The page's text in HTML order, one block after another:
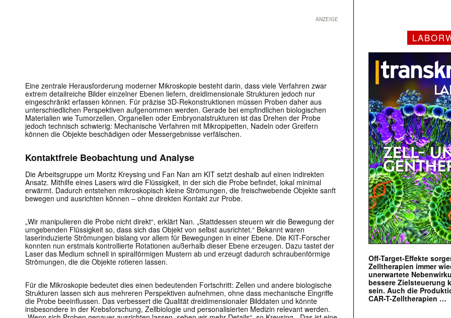
ANZEIGE
Eine zentrale Herausforderung moderner Mikroskopie besteht darin, dass viele Verfahren zwar
extrem detailreiche Bilder einzelner Ebenen liefern, dreidimensionale Strukturen jedoch nur
eingeschränkt erfassen können. Für präzise 3D-Rekonstruktionen müssen Proben daher aus
unterschiedlichen Perspektiven aufgenommen werden. Gerade bei empfindlichen biologischen
Materialien wie Tumorzellen, Organellen oder Embryonalstrukturen ist das Drehen der Probe
jedoch technisch schwierig: Mechanische Verfahren mit Mikropipetten, Nadeln oder Greifern
können die Objekte beschädigen oder Messergebnisse verfälschen.
Kontaktfreie Beobachtung und Analyse
Die Arbeitsgruppe um Moritz Kreysing und Fan Nan am KIT setzt deshalb auf einen indirekten
Ansatz. Mithilfe eines Lasers wird die Flüssigkeit, in der sich die Probe befindet, lokal minimal
erwärmt. Dadurch entstehen mikroskopisch kleine Strömungen, die freischwebende Objekte sanft
bewegen und ausrichten können – ohne direkten Kontakt zur Probe.
„Wir manipulieren die Probe nicht direkt“, erklärt Nan. „Stattdessen steuern wir die Bewegung der
umgebenden Flüssigkeit so, dass sich das Objekt von selbst ausrichtet.“ Bekannt waren
laserinduzierte Strömungen bislang vor allem für Bewegungen in einer Ebene. Die KIT-Forscher
konnten nun erstmals kontrollierte Rotationen außerhalb dieser Ebene erzeugen. Dazu tastet der
Laser das Medium schnell in spiralförmigen Mustern ab und erzeugt dadurch schraubenförmige
Strömungen, die die Objekte rotieren lassen.
Für die Mikroskopie bedeutet dies einen bedeutenden Fortschritt: Zellen und andere biologische
Strukturen lassen sich aus mehreren Perspektiven aufnehmen, ohne dass mechanische Eingriffe
die Probe beeinflussen. Das verbessert die Qualität dreidimensionaler Bilddaten und könnte
insbesondere in der Krebsforschung, Zellbiologie und personalisierten Medizin relevant werden.
Off-Target-Effekte
Zelltherapien immer
unerwartete
bessere Zielsteuerung
sein. Auch die
CAR-T-Zelltherapien …